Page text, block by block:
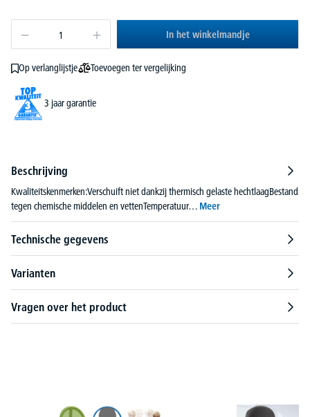
In het winkelmandje
Op verlanglijstje Toevoegen ter vergelijking
3 jaar garantie
Beschrijving
Kwaliteitskenmerken:Verschuift niet dankzij thermisch gelaste hechtlaagBestand
tegen chemische middelen en vettenTemperatuur… Meer
Technische gegevens
Varianten
Vragen over het product